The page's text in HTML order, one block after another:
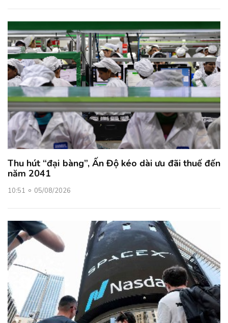
Thu hút “đại bàng”, Ấn Độ kéo dài ưu đãi thuế đến
năm 2041
10:51 05/08/2026